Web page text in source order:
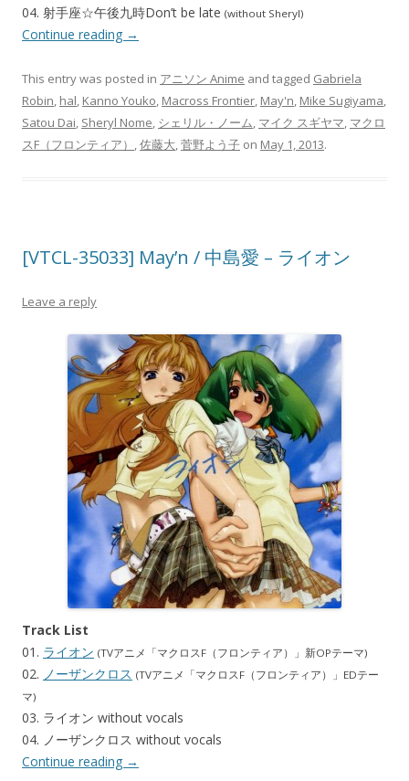
04. 射手座☆午後九時Don’t be late (without Sheryl)
Continue reading →
This entry was posted in アニソン Anime and tagged Gabriela
Robin, hal, Kanno Youko, Macross Frontier, May'n, Mike Sugiyama,
Satou Dai, Sheryl Nome, シェリル・ノーム, マイク スギヤマ, マクロ
スF（フロンティア） ,佐藤大,菅野よう子 on May 1, 2013.
[VTCL-35033] May’n / 中島愛 – ライオン
Leave a reply
Track List
01. ライオン (TVアニメ「マクロスF（フロンティア）」新OPテーマ)
02. ノーザンクロス (TVアニメ「マクロスF（フロンティア）」EDテー
マ)
03. ライオン without vocals
04. ノーザンクロス without vocals
Continue reading →